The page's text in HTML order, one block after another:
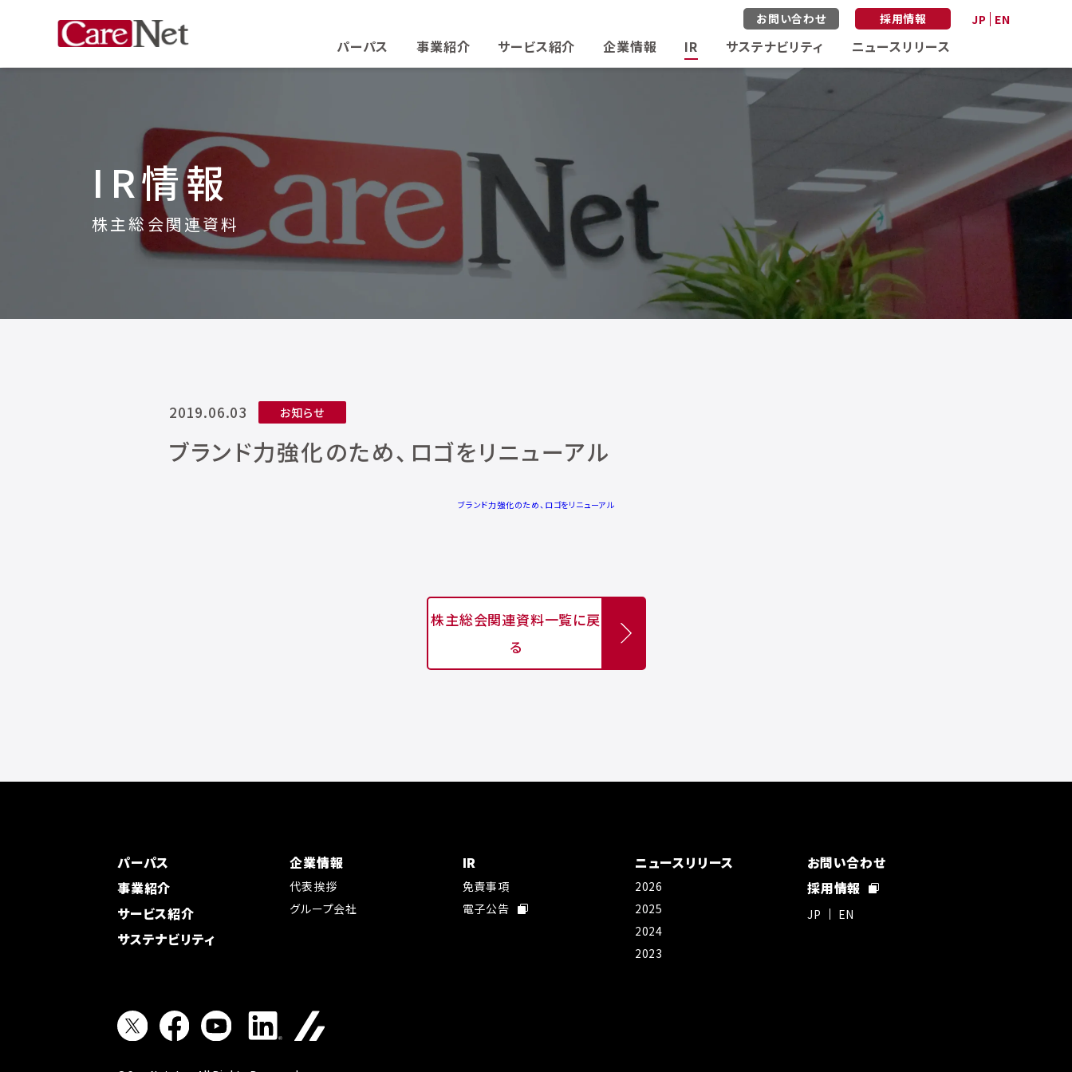
お問い合わせ 採用情報 JP EN
パーパス 事業紹介 サービス紹介 企業情報 IR サステナビリティ ニュースリリース
IR情報
株主総会関連資料
2019.06.03 お知らせ
ブランド力強化のため、ロゴをリニューアル
ブランド力強化のため、ロゴをリニューアル
株主総会関連資料一覧に戻
る
パーパス
事業紹介
サービス紹介
サステナビリティ
企業情報
代表挨拶
グループ会社
IR
免責事項
電子公告
ニュースリリース
2026
2025
2024
2023
お問い合わせ
採用情報
JP EN